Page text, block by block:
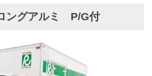
ングアルミ P/G付